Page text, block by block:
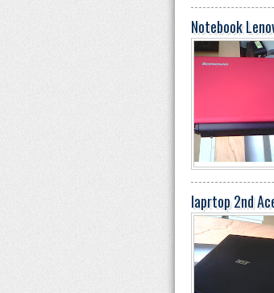
Notebook
laprtop 2nd